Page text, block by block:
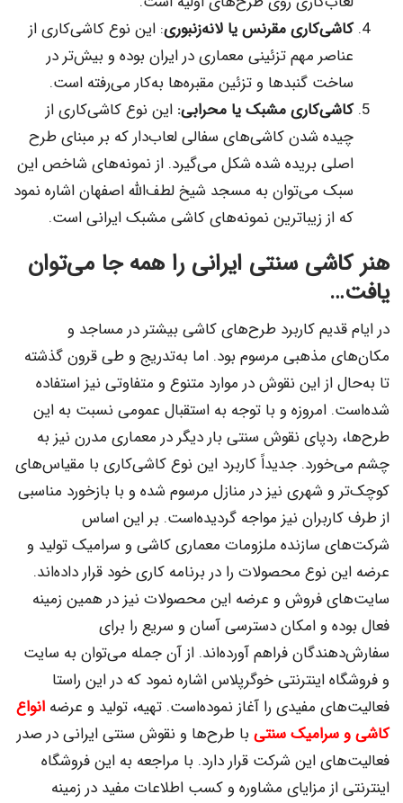
کاشی‌کاری مقرنس یا لانه‌زنبوری: این نوع کاشی‌کاری از
عناصر مهم تزئینی معماری در ایران بوده و بیش‌تر در
ساخت گنبدها و تزئین مقبره‌ها به‌کار می‌رفته است.
کاشی‌کاری مشبک یا محرابی: این نوع کاشی‌کاری از
چیده شدن کاشی‌های سفالی لعاب‌دار که بر مبنای طرح
اصلی بریده شده‌ شکل می‌گیرد. از نمونه‌های شاخص این
سبک می‌توان به مسجد شیخ لطف‌الله اصفهان اشاره نمود
که از زیباترین نمونه‌های کاشی مشبک ایرانی است.
هنر کاشی سنتی ایرانی را همه جا می‌توان
یافت…
در ایام قدیم کاربرد طرح‌های کاشی بیشتر در مساجد و
مکان‌های مذهبی مرسوم بود. اما به‌تدریج و طی قرون گذشته
تا به‌حال از این نقوش در موارد متنوع و متفاوتی نیز استفاده
شده‌است. امروزه و با توجه به استقبال عمومی نسبت به این
طرح‌ها، ردپای نقوش سنتی بار دیگر در معماری مدرن نیز به
چشم می‌خورد. جدیداً کاربرد این نوع کاشی‌کاری با مقیاس‌های
کوچک‌تر و شهری نیز در منازل مرسوم شده و با بازخورد مناسبی
از طرف کاربران نیز مواجه گردیده‌است. بر این اساس
شرکت‌های سازنده ملزومات معماری کاشی و سرامیک تولید و
عرضه این نوع محصولات را در برنامه کاری خود قرار داده‌اند.
سایت‌های فروش و عرضه این محصولات نیز در همین زمینه
فعال بوده و امکان دسترسی آسان و سریع را برای
سفارش‌دهندگان فراهم آورده‌اند. از آن جمله می‌توان به سایت
و فروشگاه اینترنتی خوگرپلاس اشاره نمود که در این راستا
فعالیت‌های مفیدی را آغاز نموده‌است. تهیه، تولید و عرضه انواع
کاشی و سرامیک سنتی با طرح‌ها و نقوش سنتی ایرانی در صدر
فعالیت‌های این شرکت قرار دارد. با مراجعه به این فروشگاه
اینترنتی از مزایای مشاوره و کسب اطلاعات مفید در زمینه